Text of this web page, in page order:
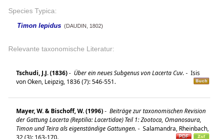
Species Typica:
Timon lepidus (DAUDIN, 1802)
Relevante taxonomische Literatur:
Tschudi, J.J. (1836)- Über ein neues Subgenus von Lacerta Cuv. - Isis
von Oken, Leipzig, 1836 (7): 546-551.
Mayer, W. & Bischoff, W. (1996)- Beiträge zur taxonomischen Revision
der Gattung Lacerta (Reptilia: Lacertidae) Teil 1: Zootoca, Omanosaura,
Timon und Teira als eigenständige Gattungen. - Salamandra, Rheinbach,
32 (3): 163-170.